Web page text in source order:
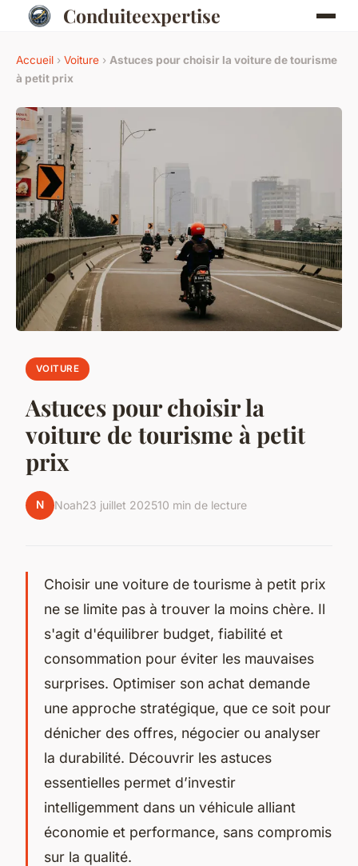
Conduiteexpertise
Accueil › Voiture › Astuces pour choisir la voiture de tourisme
à petit prix
VOITURE
Astuces pour choisir la
voiture de tourisme à petit
prix
N Noah23 juillet 202510 min de lecture
Choisir une voiture de tourisme à petit prix
ne se limite pas à trouver la moins chère. Il
s'agit d'équilibrer budget, fiabilité et
consommation pour éviter les mauvaises
surprises. Optimiser son achat demande
une approche stratégique, que ce soit pour
dénicher des offres, négocier ou analyser
la durabilité. Découvrir les astuces
essentielles permet d’investir
intelligemment dans un véhicule alliant
économie et performance, sans compromis
sur la qualité.